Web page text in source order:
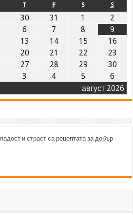
август 2026
T F S S
30 31 1
2
6 7 8
9
13 14 15
16
20 21 22
23
27 28 29
30
3 4 5 6
и страст са рецептата за добър